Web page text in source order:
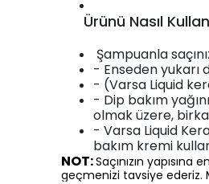
Ürünü Nasıl
Şampuanla
- Enseden yukarı
- (Varsa Liquid
- Dip bakım
olmak üzere,
- Varsa Liquid
bakım kremi
NOT:Saçınızın
geçmenizi tavsiye ederiz.